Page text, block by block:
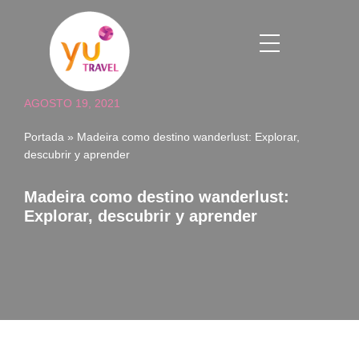
contenido
AGOSTO 19, 2021
Portada » Madeira como destino wanderlust: Explorar,
descubrir y aprender
Madeira como destino wanderlust:
Explorar, descubrir y aprender